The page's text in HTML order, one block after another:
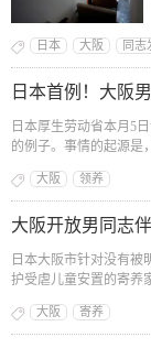
日本 大阪 同志
日本首例！大阪
日本厚生劳动省本月5
的例子。事情的起源是
大阪 领养
大阪开放男同志
日本大阪市针对没有被
护受虐儿童安置的寄养
大阪 寄养